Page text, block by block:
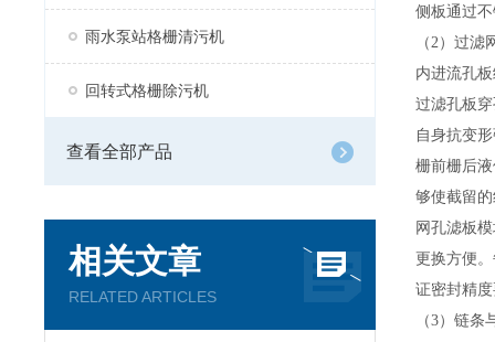
雨水泵站格栅清污机
回转式格栅除污机
查看全部产品
相关文章
RELATED ARTICLES
侧板通过
（2）过滤
内进流孔
过滤孔板
自身抗变
栅前栅后
够使截留
网孔滤板
更换方便
证密封精
（3）链条